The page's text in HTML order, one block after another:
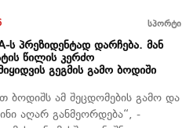
სპორტი
ს პრეზიდენტად დარჩება. მან
წილის კერძო
გეგმის გამო ბოდიში
ამ შეცდომების გამო და
აღარ განმეორდება“, -